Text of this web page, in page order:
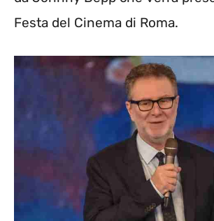
Festa del Cinema di Roma.